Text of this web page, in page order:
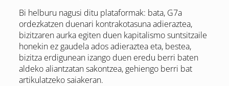
Bi helburu nagusi ditu plataformak: bata, G7a
ordezkatzen duenari kontrakotasuna adieraztea,
bizitzaren aurka egiten duen kapitalismo suntsitzaile
honekin ez gaudela ados adieraztea eta, bestea,
bizitza erdigunean izango duen eredu berri baten
aldeko aliantzatan sakontzea, gehiengo berri bat
artikulatzeko saiakeran.